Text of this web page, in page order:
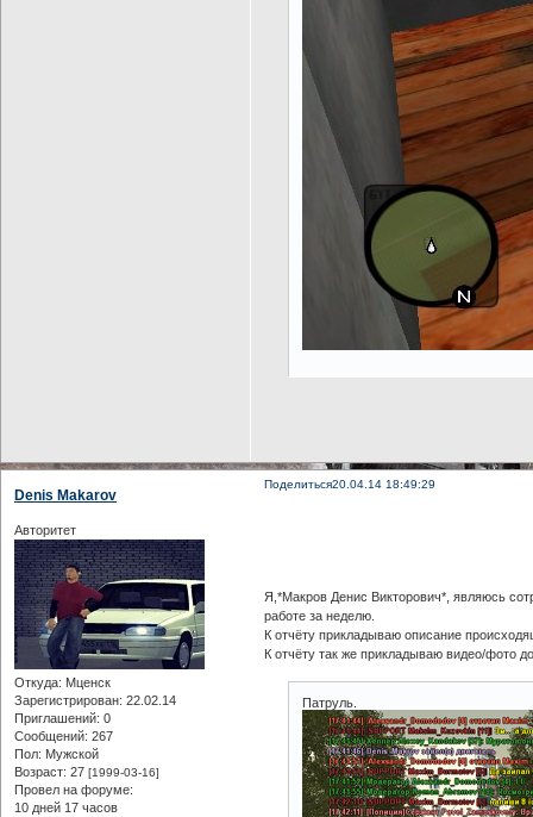
Поделиться20.04.14 18:49:29
Denis Makarov
Авторитет
Откуда: Мценск
Зарегистрирован: 22.02.14
Приглашений: 0
Сообщений: 267
Пол: Мужской
Возраст: 27 [1999-03-16]
Провел на форуме:
10 дней 17 часов
Я,*Макров Денис Викторович*, являюсь
работе за неделю.
К отчёту прикладываю описание
К отчёту так же прикладываю видео/фото
Патруль.